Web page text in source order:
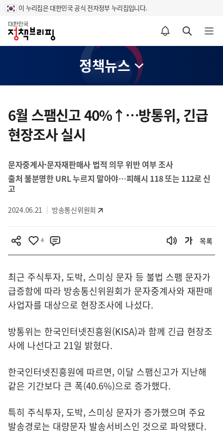
이 누리집은 대한민국 공식 전자정부 누리집입니다.
홈
알림설정 바로가기 검색 바로가기 메뉴 열기
정책뉴스
텐
츠
영
6월 스팸신고 40%↑…방통위, 긴급
현장조사 실시
문자중계사·문자재판매사 법적 의무 위반 여부 조사
출처 불분명한 URL 누르지 말아야…피해시 118 또는 112로 신
고
2024.06.21 방송통신위원회
4 목록
최근 주식투자, 도박, 스미싱 문자 등 불법 스팸 문자가
급증함에 따라 방송통신위원회가 문자중계사와 재판매
사업자를 대상으로 현장조사에 나섰다.
방통위는 한국인터넷진흥원(KISA)과 함께 긴급 현장조
사에 나선다고 21일 밝혔다.
한국인터넷진흥원에 따르면, 이달 스팸신고가 지난해
같은 기간보다 큰 폭(40.6%)으로 증가했다.
특히 주식투자, 도박, 스미싱 문자가 증가했으며 주요
발송경로는 대량문자 발송서비스인 것으로 파악됐다.